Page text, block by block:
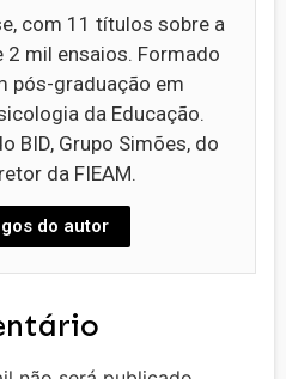
com 11 títulos sobre a
2 mil ensaios. Formado
pós-graduação em
da Educação.
BID, Grupo Simões, do
da FIEAM.
do autor